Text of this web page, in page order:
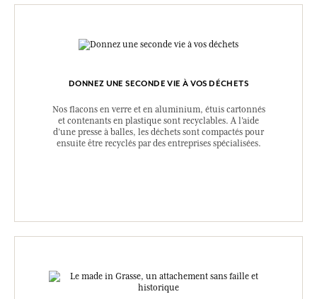
DONNEZ UNE SECONDE VIE À VOS DÉCHETS
Nos flacons en verre et en aluminium, étuis cartonnés
et contenants en plastique sont recyclables. A l’aide
d’une presse à balles, les déchets sont compactés pour
ensuite être recyclés par des entreprises spécialisées.